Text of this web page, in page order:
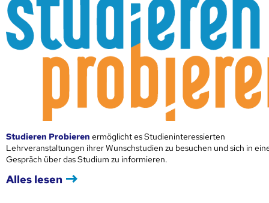
Studieren Probieren ermöglicht es Studieninteressierten
Lehrveranstaltungen ihrer Wunschstudien zu besuchen und sich in
Gespräch über das Studium zu informieren.
Alles lesen